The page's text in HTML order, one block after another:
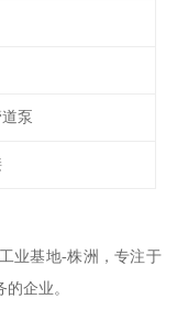
泵
业基地-株洲，专注于
企业。